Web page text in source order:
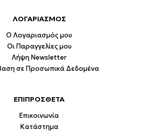
ΛΟΓΑΡΙΑΣΜΟΣ
Ο Λογαριασμός μου
Οι Παραγγελίες μου
Λήψη Newsletter
σε Προσωπικά Δεδομένα
ΕΠΙΠΡΟΣΘΕΤΑ
Επικοινωνία
Κατάστημα